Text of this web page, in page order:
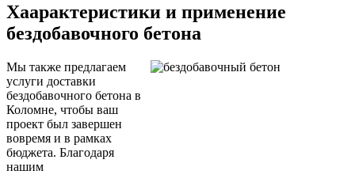
Хаарактеристики и применение
бездобавочного бетона
Мы также предлагаем
услуги доставки
бездобавочного бетона в
Коломне, чтобы ваш
проект был завершен
вовремя и в рамках
бюджета. Благодаря
нашим